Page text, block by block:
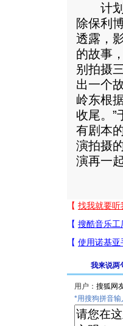
计划
除保利
透露，
的故事
别拍摄
出一个
岭东根
收尾。”
有剧本
演拍摄
演再一
我来说两
用户：
*用搜狗拼音